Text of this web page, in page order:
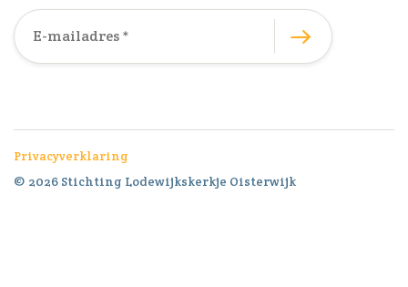
Privacyverklaring
© 2026 Stichting Lodewijkskerkje Oisterwijk